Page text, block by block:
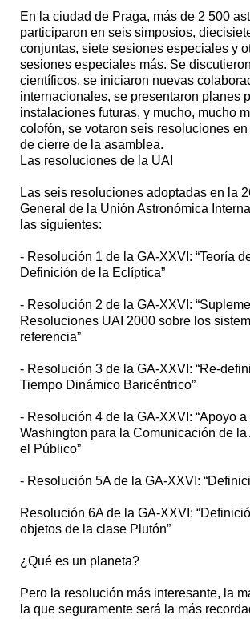
En la ciudad de Praga, más de 2 500
participaron en seis simposios,
conjuntas, siete sesiones especiales y
sesiones especiales más. Se
científicos, se iniciaron nuevas
internacionales, se presentaron planes
instalaciones futuras, y mucho, mucho
colofón, se votaron seis resoluciones
de cierre de la asamblea.
Las resoluciones de la UAI
Las seis resoluciones adoptadas en la
General de la Unión Astronómica
las siguientes:
- Resolución 1 de la GA-XXVI: “Teoría
Definición de la Eclíptica”
- Resolución 2 de la GA-XXVI:
Resoluciones UAI 2000 sobre los
referencia”
- Resolución 3 de la GA-XXVI: “Re-
Tiempo Dinámico Baricéntrico”
- Resolución 4 de la GA-XXVI: “Apoyo
Washington para la Comunicación de la
el Público”
- Resolución 5A de la GA-XXVI:
Resolución 6A de la GA-XXVI:
objetos de la clase Plutón”
¿Qué es un planeta?
Pero la resolución más interesante, la
la que seguramente será la más